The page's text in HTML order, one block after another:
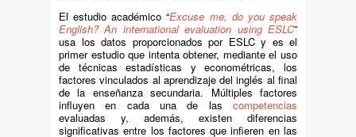
El estudio académico “Excuse me, do you speak
English? An international evaluation using ESLC”
usa los datos proporcionados por ESLC y es el
primer estudio que intenta obtener, mediante el uso
de técnicas estadísticas y econométricas, los
factores vinculados al aprendizaje del inglés al final
de la enseñanza secundaria. Múltiples factores
influyen en cada una de las competencias
evaluadas y, además, existen diferencias
significativas entre los factores que infieren en las